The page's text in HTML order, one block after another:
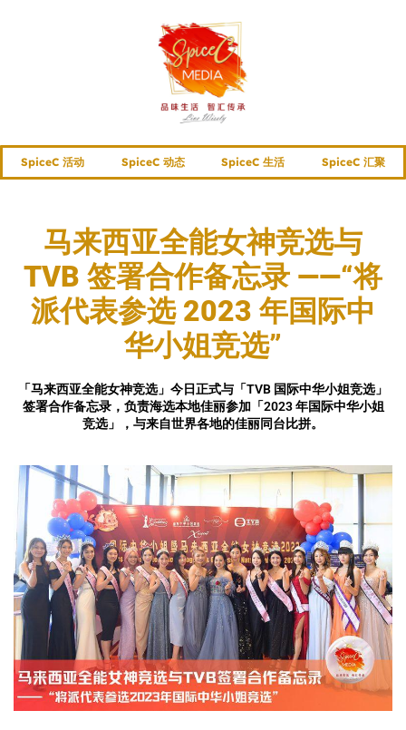
SpiceC 活动 SpiceC 动态 SpiceC 生活 SpiceC 汇聚
马来西亚全能女神竞选与
TVB 签署合作备忘录 ——“将
派代表参选 2023 年国际中
华小姐竞选”
「马来西亚全能女神竞选」今日正式与「TVB 国际中华小姐竞选」
签署合作备忘录，负责海选本地佳丽参加「2023 年国际中华小姐
竞选」，与来自世界各地的佳丽同台比拼。